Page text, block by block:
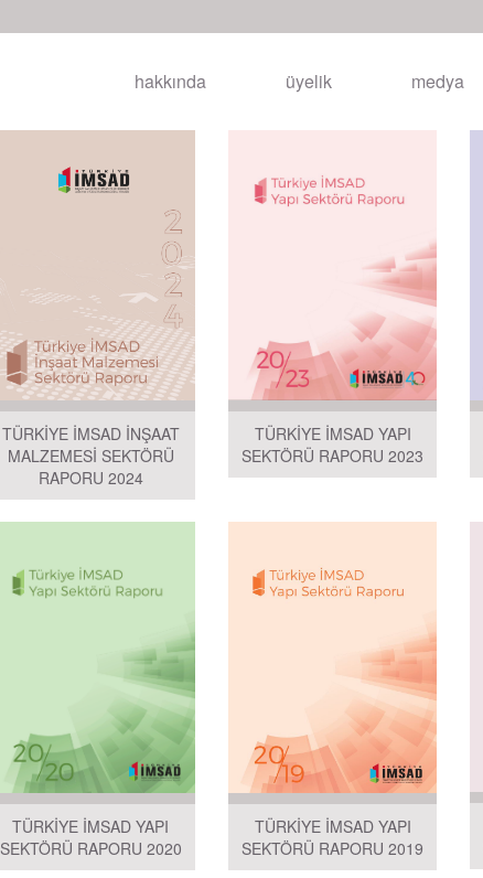
hakkında üyelik medya
TÜRKİYE İMSAD İNŞAAT
MALZEMESİ SEKTÖRÜ
RAPORU 2024
TÜRKİYE İMSAD YAPI
SEKTÖRÜ RAPORU 2023
TÜRKİYE İMSAD YAPI
SEKTÖRÜ RAPORU 2020
TÜRKİYE İMSAD YAPI
SEKTÖRÜ RAPORU 2019